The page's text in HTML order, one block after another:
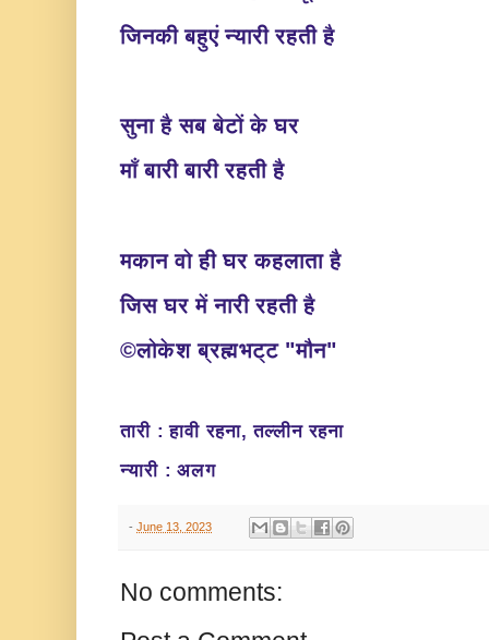
जिनकी बहुएं न्यारी रहती है
सुना है सब बेटों के घर
माँ बारी बारी रहती है
मकान वो ही घर कहलाता है
जिस घर में नारी रहती है
©लोकेश ब्रह्मभट्ट "मौन"
तारी : हावी रहना, तल्लीन रहना
न्यारी : अलग
- June 13, 2023
No comments: